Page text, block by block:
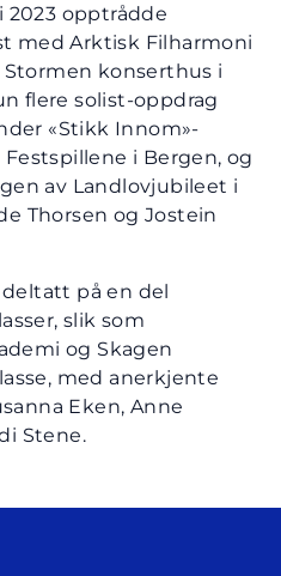
2023 opptrådde
med Arktisk Filharmoni
Stormen konserthus i
flere solist-oppdrag
«Stikk Innom»-
i Bergen, og
av Landlovjubileet i
Thorsen og Jostein
på en del
slik som
og Skagen
med anerkjente
Eken, Anne
Stene.